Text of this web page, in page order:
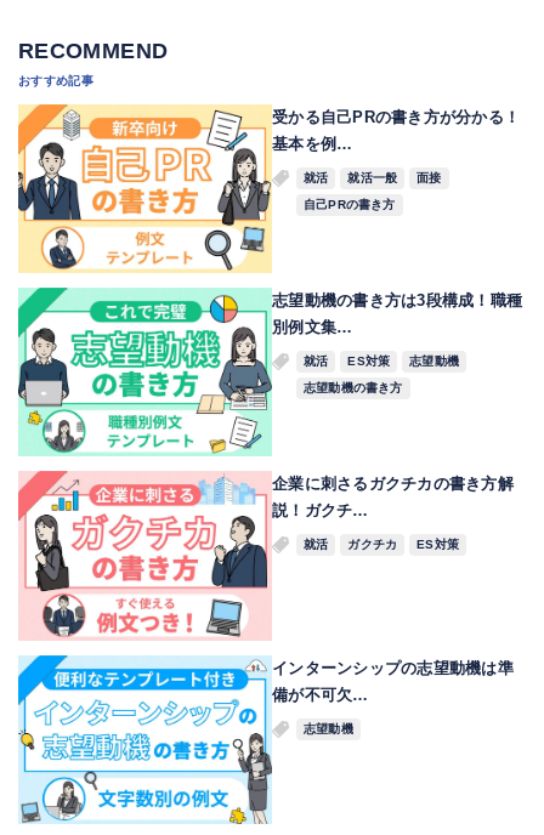
RECOMMEND
おすすめ記事
受かる自己PRの書き方が分かる！
基本を例…
就活 就活一般
面接
自己PRの書き方
志望動機の書き方は3段構成！職種
別例文集…
就活 ES対策
志望動機
志望動機の書き方
企業に刺さるガクチカの書き方解
説！ガクチ…
就活 ガクチカ ES対策
インターンシップの志望動機は準
備が不可欠…
志望動機